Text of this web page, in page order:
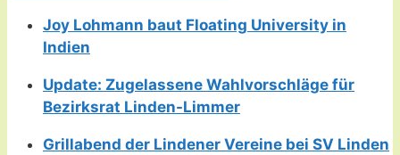
Joy Lohmann baut Floating University in
Indien
Update: Zugelassene Wahlvorschläge für
Bezirksrat Linden-Limmer
Grillabend der Lindener Vereine bei SV Linden